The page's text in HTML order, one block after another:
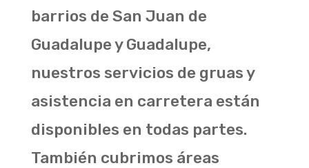
barrios de San Juan de
Guadalupe y Guadalupe,
nuestros servicios de gruas y
asistencia en carretera están
disponibles en todas partes.
También cubrimos áreas